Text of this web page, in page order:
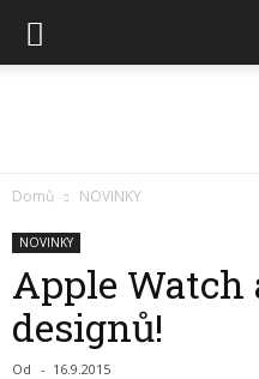
Domů NOVINKY
NOVINKY
Apple
designů!
Od - 16.9.2015